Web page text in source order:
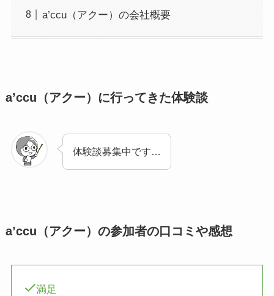
a’ccu（アクー）の会社概要
a’ccu（アクー）に行ってきた体験談
体験談募集中です…
a’ccu（アクー）の参加者の口コミや感想
満足